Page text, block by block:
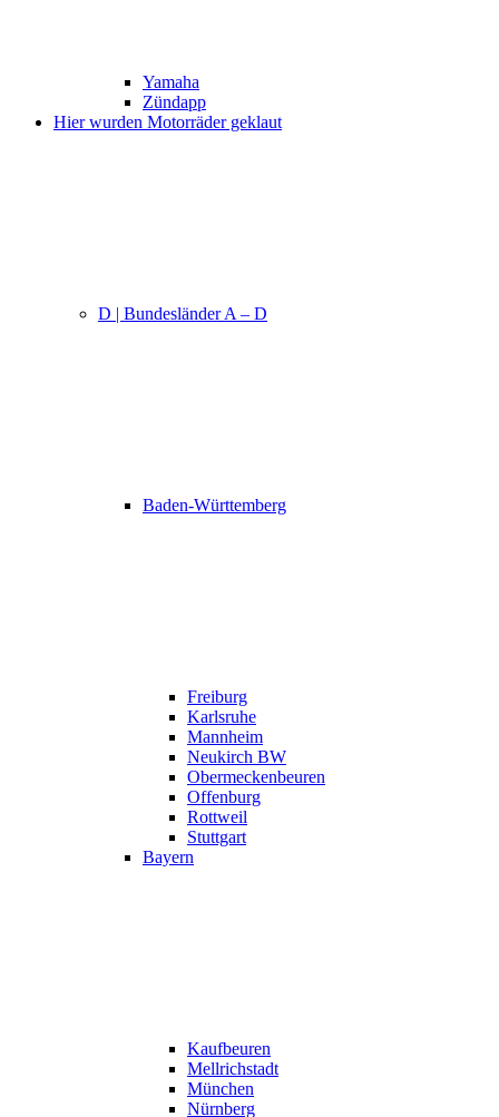
Yamaha
Zündapp
Hier wurden Motorräder geklaut
D | Bundesländer A – D
Baden-Württemberg
Freiburg
Karlsruhe
Mannheim
Neukirch BW
Obermeckenbeuren
Offenburg
Rottweil
Stuttgart
Bayern
Kaufbeuren
Mellrichstadt
München
Nürnberg